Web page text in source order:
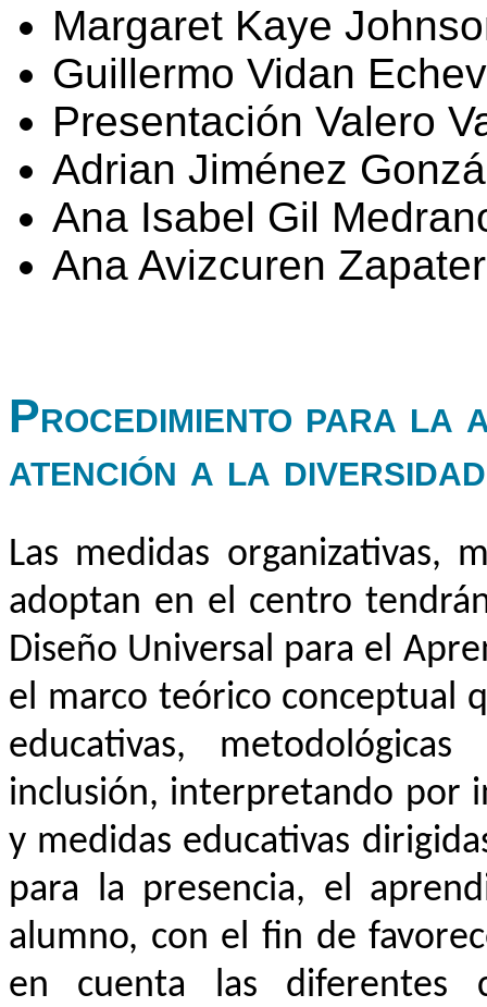
Margaret Kaye
Guillermo Vidan
Presentación Valero
Adrian Jiménez
Ana Isabel Gil
Ana Avizcuren
Procedimiento para la
atención a la diversidad
Las medidas organizativas,
adoptan en el centro
Diseño Universal para el
el marco teórico conceptual
educativas,
inclusión, interpretando por
y medidas educativas
para la presencia, el
alumno, con el fin de
en cuenta las diferentes